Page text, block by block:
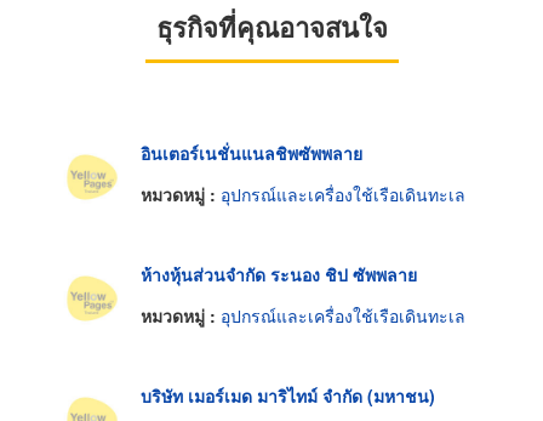
ธุรกิจที่คุณอาจสนใจ
อินเตอร์เนชั่นแนลชิพซัพพลาย
หมวดหมู่ : อุปกรณ์และเครื่องใช้เรือเดินทะเล
ห้างหุ้นส่วนจำกัด ระนอง ชิป ซัพพลาย
หมวดหมู่ : อุปกรณ์และเครื่องใช้เรือเดินทะเล
บริษัท เมอร์เมด มาริไทม์ จำกัด (มหาชน)